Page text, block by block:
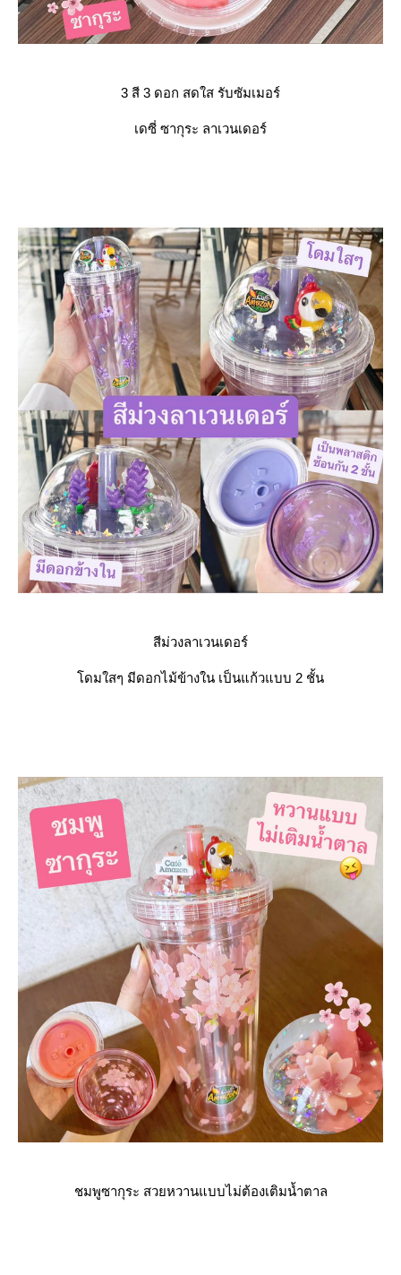
3 สี 3 ดอก สดใส รับซัมเมอร์
เดซี่ ซากุระ ลาเวนเดอร์
สีม่วงลาเวนเดอร์
ดมใสๆ มีดอกไม้ข้างใน เป็นแก้วแบบ 2 ชั้น
ชมพูซากุระ สวยหวานแบบไม่ต้องเติมน้ำตาล